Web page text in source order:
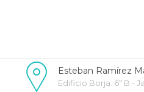
Esteban Ramírez
Edificio Borja. 6º B -